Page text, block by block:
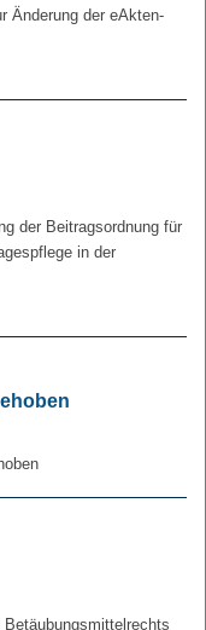
Änderung der eAkten-
der Beitragsordnung für
in der